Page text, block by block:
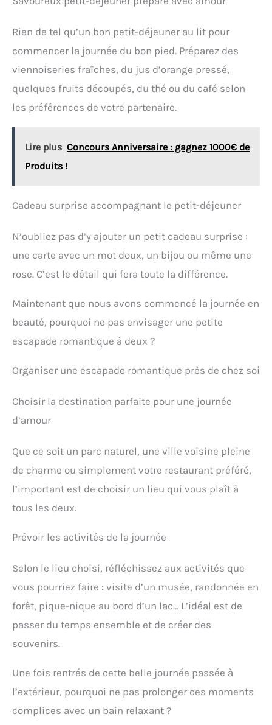
Rien de tel qu’un bon petit-déjeuner au lit pour
commencer la journée du bon pied. Préparez des
viennoiseries fraîches, du jus d’orange pressé,
quelques fruits découpés, du thé ou du café selon
les préférences de votre partenaire.
Lire plus Concours Anniversaire : gagnez 1000€ de
Produits !
Cadeau surprise accompagnant le petit-déjeuner
N’oubliez pas d’y ajouter un petit cadeau surprise :
une carte avec un mot doux, un bijou ou même une
rose. C’est le détail qui fera toute la différence.
Maintenant que nous avons commencé la journée en
beauté, pourquoi ne pas envisager une petite
escapade romantique à deux ?
Organiser une escapade romantique près de chez soi
Choisir la destination parfaite pour une journée
d’amour
Que ce soit un parc naturel, une ville voisine pleine
de charme ou simplement votre restaurant préféré,
l’important est de choisir un lieu qui vous plaît à
tous les deux.
Prévoir les activités de la journée
Selon le lieu choisi, réfléchissez aux activités que
vous pourriez faire : visite d’un musée, randonnée en
forêt, pique-nique au bord d’un lac… L’idéal est de
passer du temps ensemble et de créer des
souvenirs.
Une fois rentrés de cette belle journée passée à
l’extérieur, pourquoi ne pas prolonger ces moments
complices avec un bain relaxant ?